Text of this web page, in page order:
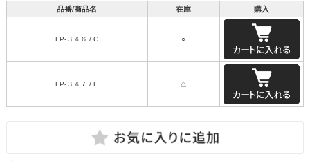
品番/商品名 在庫 購入
LP-３４６ / C ○
LP-３４７ / E △